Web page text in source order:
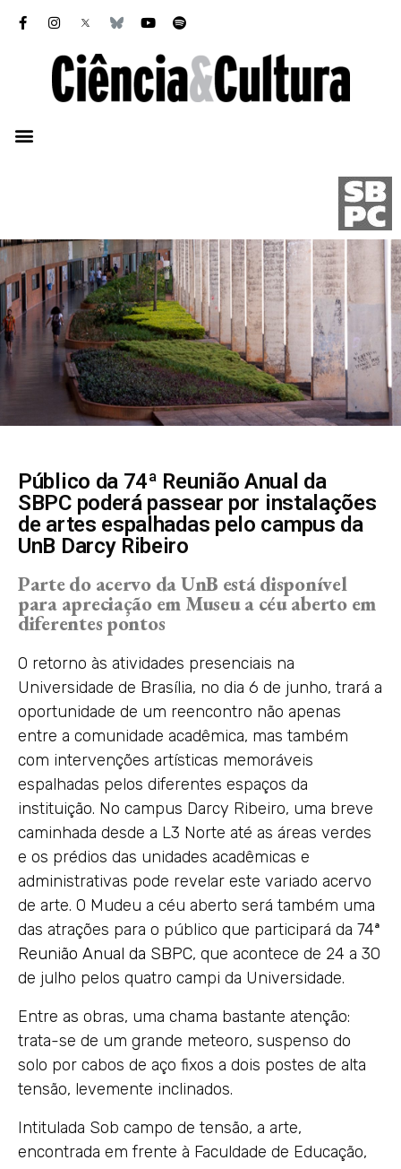
Público da 74ª Reunião Anual da
SBPC poderá passear por instalações
de artes espalhadas pelo campus da
UnB Darcy Ribeiro
Parte do acervo da UnB está disponível
para apreciação em Museu a céu aberto em
diferentes pontos
O retorno às atividades presenciais na
Universidade de Brasília, no dia 6 de junho, trará a
oportunidade de um reencontro não apenas
entre a comunidade acadêmica, mas também
com intervenções artísticas memoráveis
espalhadas pelos diferentes espaços da
instituição. No campus Darcy Ribeiro, uma breve
caminhada desde a L3 Norte até as áreas verdes
e os prédios das unidades acadêmicas e
administrativas pode revelar este variado acervo
de arte. O Mudeu a céu aberto será também uma
das atrações para o público que participará da 74ª
Reunião Anual da SBPC, que acontece de 24 a 30
de julho pelos quatro campi da Universidade.
Entre as obras, uma chama bastante atenção:
trata-se de um grande meteoro, suspenso do
solo por cabos de aço fixos a dois postes de alta
tensão, levemente inclinados.
Intitulada Sob campo de tensão, a arte,
encontrada em frente à Faculdade de Educação,